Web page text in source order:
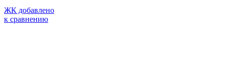
ЖК добавлено
к сравнению